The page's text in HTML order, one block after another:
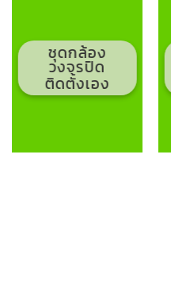
ชุดกล้อง
วงจรปิด
ติดตั้งเอง